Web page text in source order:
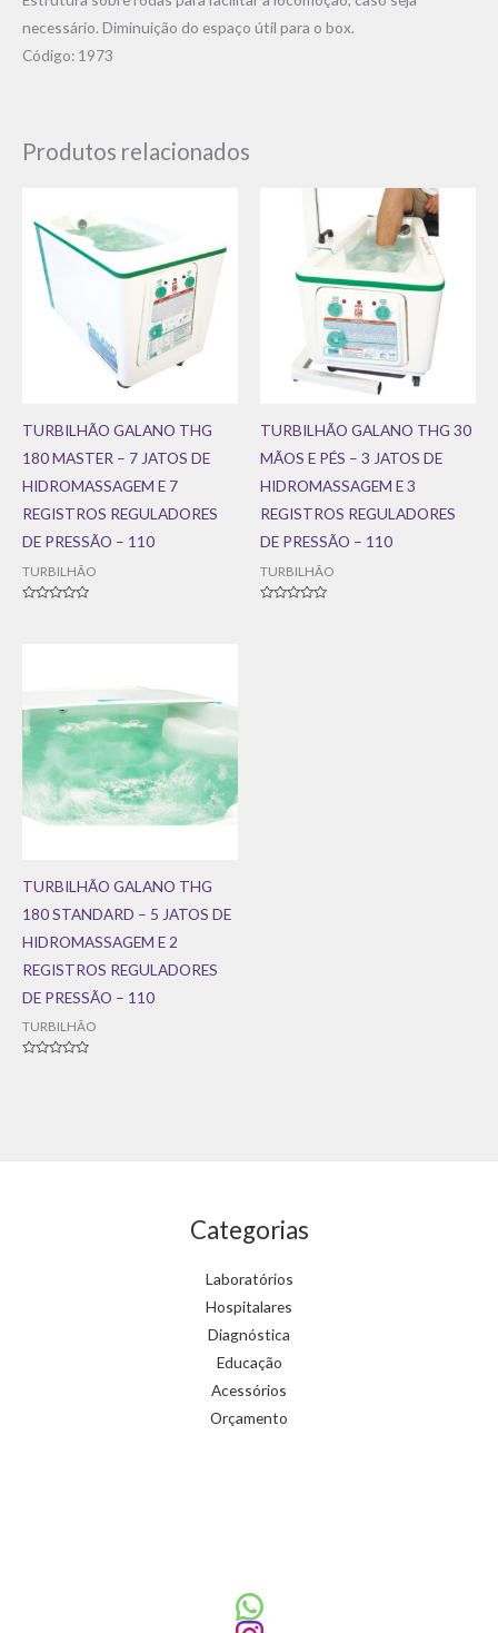
necessário. Diminuição do espaço útil para o box.
Código: 1973
Produtos relacionados
TURBILHÃO GALANO THG
180 MASTER – 7 JATOS DE
HIDROMASSAGEM E 7
REGISTROS REGULADORES
DE PRESSÃO – 110
TURBILHÃO
TURBILHÃO GALANO THG 30
MÃOS E PÉS – 3 JATOS DE
HIDROMASSAGEM E 3
REGISTROS REGULADORES
DE PRESSÃO – 110
TURBILHÃO
TURBILHÃO GALANO THG
180 STANDARD – 5 JATOS DE
HIDROMASSAGEM E 2
REGISTROS REGULADORES
DE PRESSÃO – 110
TURBILHÃO
Categorias
Laboratórios
Hospitalares
Diagnóstica
Educação
Acessórios
Orçamento